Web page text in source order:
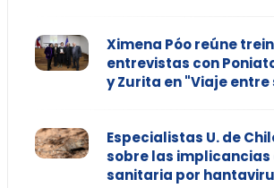
Ximena Póo reúne
entrevistas con
y Zurita en "Viaje entre
Especialistas U. de
sobre las
sanitaria por